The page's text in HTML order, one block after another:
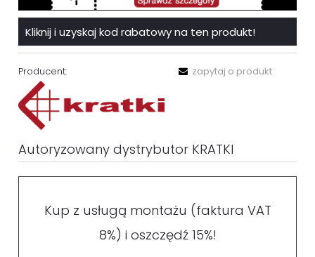
Kliknij i uzyskaj kod rabatowy na ten produkt!
Producent: zapytaj o produkt
Autoryzowany dystrybutor KRATKI
Kup z usługą montażu (faktura VAT
8%) i oszczędź 15%!